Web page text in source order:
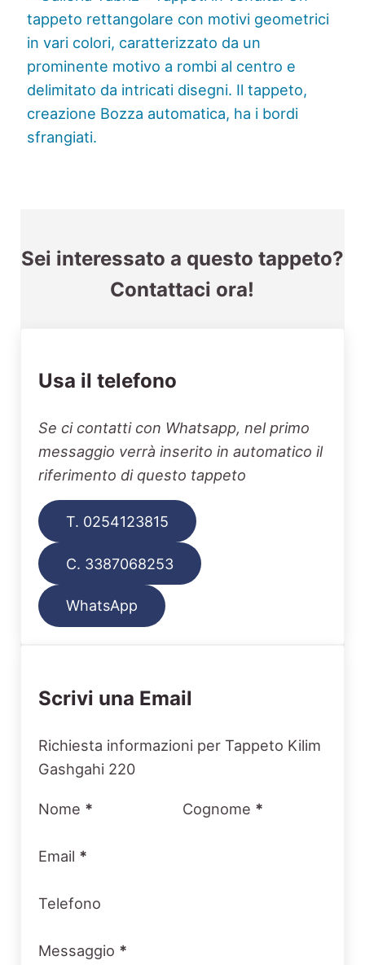
Sei interessato a questo tappeto?
Contattaci ora!
Usa il telefono
Se ci contatti con Whatsapp, nel primo
messaggio verrà inserito in automatico il
riferimento di questo tappeto
T. 0254123815
C. 3387068253
WhatsApp
Scrivi una Email
Section
Richiesta informazioni per Tappeto Kilim
Gashgahi 220
Nome * Cognome *
Email *
Telefono
Messaggio *